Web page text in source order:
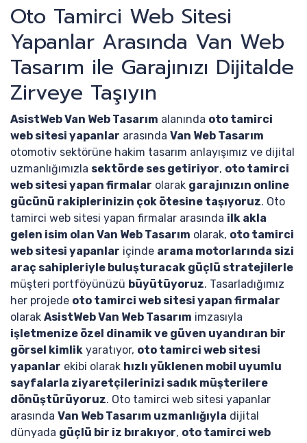
Oto Tamirci Web Sitesi
Yapanlar Arasında Van Web
Tasarım ile Garajınızı Dijitalde
Zirveye Taşıyın
AsistWeb Van Web Tasarım alanında oto tamirci
web sitesi yapanlar arasında Van Web Tasarım
otomotiv sektörüne hakim tasarım anlayışımız ve dijital
uzmanlığımızla sektörde ses getiriyor, oto tamirci
web sitesi yapan firmalar olarak garajınızın online
gücünü rakiplerinizin çok ötesine taşıyoruz. Oto
tamirci web sitesi yapan firmalar arasında ilk akla
gelen isim olan Van Web Tasarım olarak, oto tamirci
web sitesi yapanlar içinde arama motorlarında sizi
araç sahipleriyle buluşturacak güçlü stratejilerle
müşteri portföyünüzü büyütüyoruz. Tasarladığımız
her projede oto tamirci web sitesi yapan firmalar
olarak AsistWeb Van Web Tasarım imzasıyla
işletmenize özel dinamik ve güven uyandıran bir
görsel kimlik yaratıyor, oto tamirci web sitesi
yapanlar ekibi olarak hızlı yüklenen mobil uyumlu
sayfalarla ziyaretçilerinizi sadık müşterilere
dönüştürüyoruz. Oto tamirci web sitesi yapanlar
arasında Van Web Tasarım uzmanlığıyla dijital
dünyada güçlü bir iz bırakıyor, oto tamirci web